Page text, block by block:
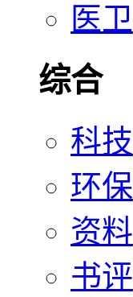
医卫
综合
科技
环保
资料
书评